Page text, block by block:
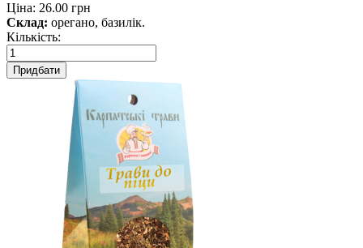
Ціна: 26.00 грн
Склад: орегано, базилік.
Кількість:
Придбати